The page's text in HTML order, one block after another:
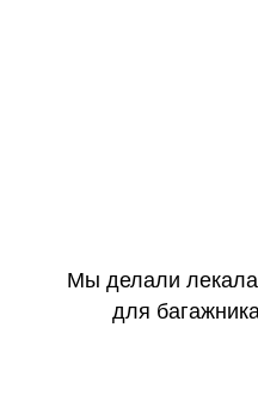
Мы делали лекала
для